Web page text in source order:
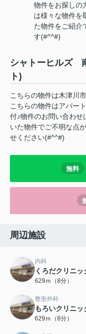
物件をお探しの
は様々な物件を
た物件をご紹介
す(#^^#)
シャトーヒルズ
ト)
こちらの物件は木津川
こちらの物件はアパー
付♪物件のお問い合わ
いた物件でご不明な点
せください(#^^#)
無料
周辺施設
内科
くろだクリニッ
629ｍ（8分）
整形外科
もろいクリニッ
629ｍ（8分）